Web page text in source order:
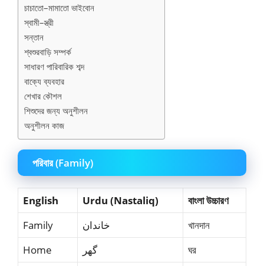
চাচাতো–মামাতো ভাইবোন
স্বামী–স্ত্রী
সন্তান
শ্বশুরবাড়ি সম্পর্ক
সাধারণ পারিবারিক শব্দ
বাক্যে ব্যবহার
শেখার কৌশল
শিশুদের জন্য অনুশীলন
অনুশীলন কাজ
পরিবার (Family)
English Urdu (Nastaliq)
বাংলা উচ্চারণ
Family
خاندان
খানদান
Home
گھر
ঘর